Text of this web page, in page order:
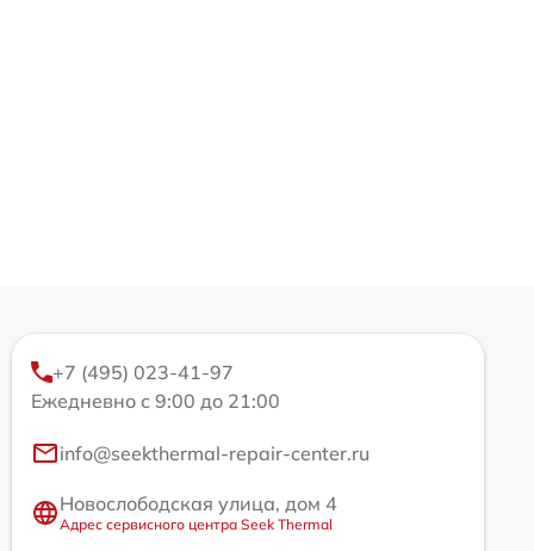
+7 (495) 023-41-97
Ежедневно с 9:00 до 21:00
info@seekthermal-repair-center.ru
Новослободская улица, дом 4
Адрес сервисного центра Seek Thermal